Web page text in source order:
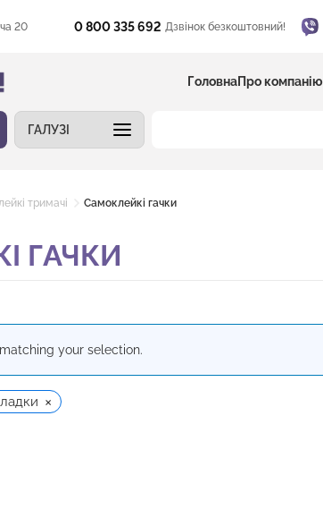
20 0 800 335 692 Дзвінок безкоштовний!
ГоловнаПро компанію
ГАЛУЗІ
тримачі Самоклейкі гачки
ГАЧКИ
your selection.
×